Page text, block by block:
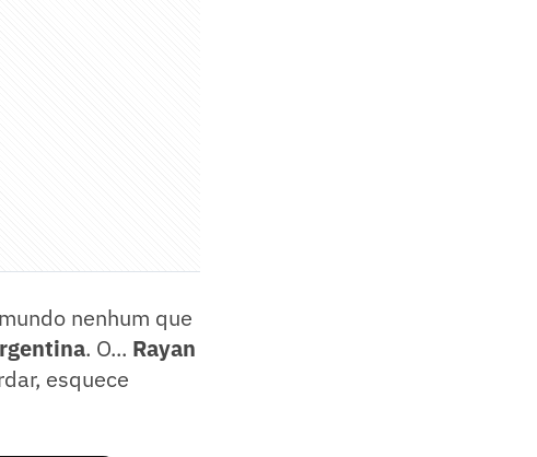
nenhum que
. O... Rayan
esquece